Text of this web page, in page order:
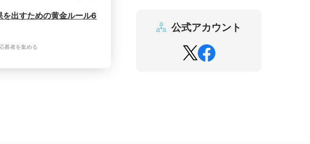
出すための黄金ルール6
募者を集める
公式アカウント